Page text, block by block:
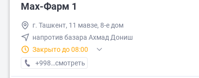
Мах-Фарм 1
г. Ташкент, 11 мавзе, 8-е дом
напротив базара Ахмад Дониш
Закрыто до 08:00
+998 (50) XXX-XX-XX
смотреть